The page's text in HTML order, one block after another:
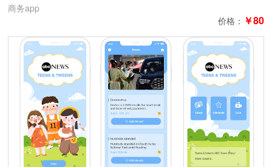
商务app
价格： ￥80